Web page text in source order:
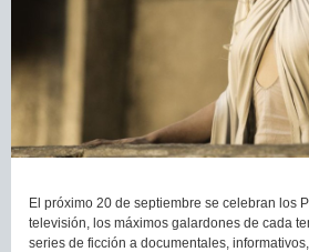
El próximo 20 de septiembre se celebran los
televisión, los máximos galardones de cada
series de ficción a documentales,